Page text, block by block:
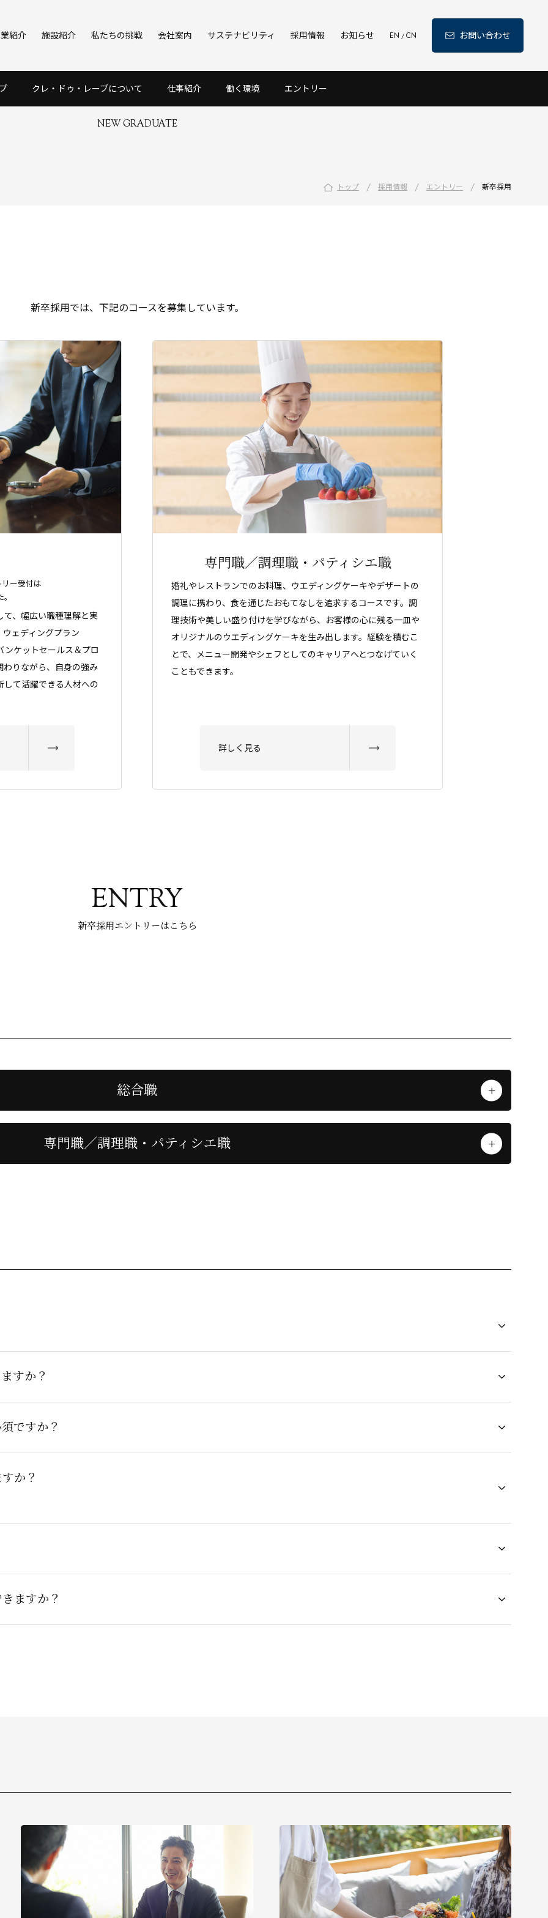
紹介 施設紹介 私たちの挑戦 会社案内 サステナビリティ 採用情報 お知らせ EN / CN お問い合わせ
クレ・ドゥ・レーブについて 仕事紹介 働く環境 エントリー
新卒採用
NEW GRADUATE
トップ / 採用情報 / エントリー / 新卒採用
新卒採用では、下記のコースを募集しています。
ー受付は
、幅広い職種理解と実
ェディングプラン
ケットセールス＆プロ
りながら、自身の強み
て活躍できる人材への
専門職／調理職・パティシエ職
婚礼やレストランでのお料理、ウエディングケーキやデザートの
調理に携わり、食を通じたおもてなしを追求するコースです。調
理技術や美しい盛り付けを学びながら、お客様の心に残る一皿や
オリジナルのウエディングケーキを生み出します。経験を積むこ
とで、メニュー開発やシェフとしてのキャリアへとつなげていく
こともできます。
詳しく見る
ENTRY
新卒採用エントリーはこちら
総合職
専門職／調理職・パティシエ職
すか？
ですか？
か？
ますか？